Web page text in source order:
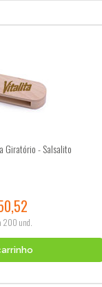
Giratório - Salsalito
200 und.